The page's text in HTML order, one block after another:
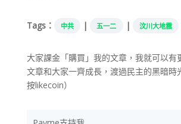
Tags： 中共 | 五一二 | 汶川大地震
大家課金「購買」我的文章，我就可以有
文章和大家一齊成長，渡過民主的黑暗時
按likecoin）